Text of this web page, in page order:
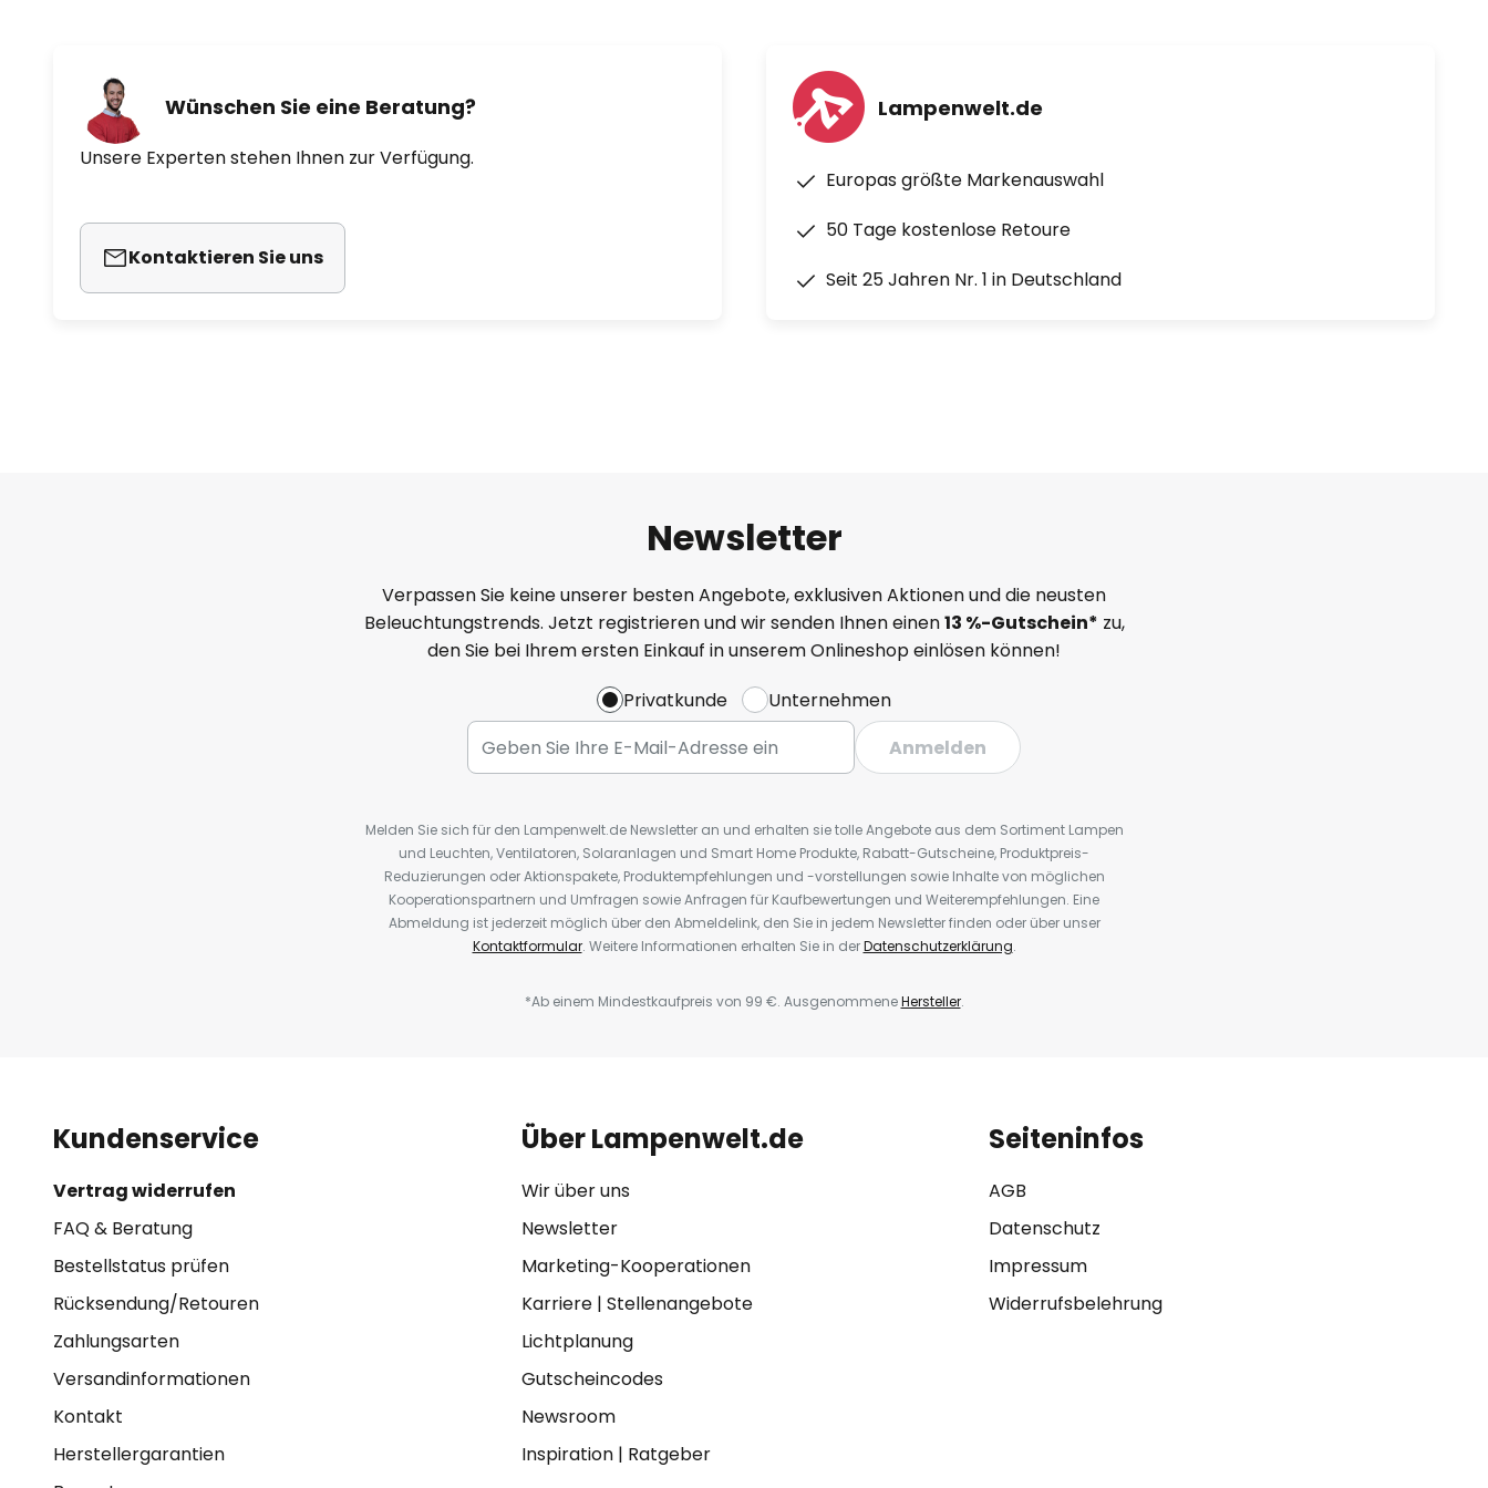
Wünschen Sie eine Beratung?
Unsere Experten stehen Ihnen zur Verfügung.
Kontaktieren Sie uns
Lampenwelt.de
Europas größte Markenauswahl
50 Tage kostenlose Retoure
Seit 25 Jahren Nr. 1 in Deutschland
Newsletter
Verpassen Sie keine unserer besten Angebote, exklusiven Aktionen und die neusten
Beleuchtungstrends. Jetzt registrieren und wir senden Ihnen einen13 %-Gutschein* zu,
den Sie bei Ihrem ersten Einkauf in unserem Onlineshop einlösen können!
Privatkunde
Unternehmen
Anmelden
Melden Sie sich für den Lampenwelt.de Newsletter an und erhalten sie tolle Angebote aus dem Sortiment Lampen
und Leuchten, Ventilatoren, Solaranlagen und Smart Home Produkte, Rabatt-Gutscheine, Produktpreis-
Reduzierungen oder Aktionspakete, Produktempfehlungen und -vorstellungen sowie Inhalte von möglichen
Kooperationspartnern und Umfragen sowie Anfragen für Kaufbewertungen und Weiterempfehlungen. Eine
Abmeldung ist jederzeit möglich über den Abmeldelink, den Sie in jedem Newsletter finden oder über unser
Kontaktformular. Weitere Informationen erhalten Sie in derDatenschutzerklärung.
*Ab einem Mindestkaufpreis von 99 €. AusgenommeneHersteller.
Kundenservice
Vertrag widerrufen
FAQ & Beratung
Bestellstatus prüfen
Rücksendung/Retouren
Zahlungsarten
Versandinformationen
Kontakt
Herstellergarantien
Über Lampenwelt.de
Wir über uns
Newsletter
Marketing-Kooperationen
Karriere| Stellenangebote
Lichtplanung
Gutscheincodes
Newsroom
Inspiration| Ratgeber
Seiteninfos
AGB
Datenschutz
Impressum
Widerrufsbelehrung